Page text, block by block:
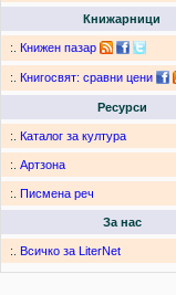
Книжарници
:. Книжен пазар
:. Книгосвят: сравни цени
Ресурси
:. Каталог за култура
:. Артзона
:. Писмена реч
За нас
:. Всичко за LiterNet